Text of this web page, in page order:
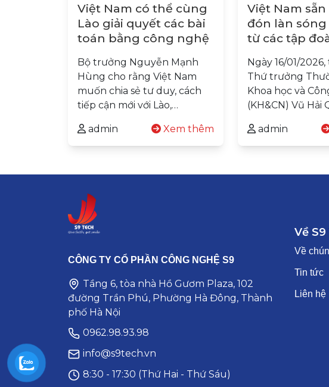
Việt Nam có thể cùng
Lào giải quyết các bài
toán bằng công nghệ
Bộ trưởng Nguyễn Mạnh
Hùng cho rằng Việt Nam
muốn chia sẻ tư duy, cách
tiếp cận mới với Lào,…
admin Xem thêm
Việt Nam sẵn
đón làn sóng
từ các tập
Ngày 16/01/2026,
Thứ trưởng
Khoa học và
(KH&CN) Vũ Hải
admin
CÔNG TY CỔ PHẦN CÔNG NGHỆ S9
Tầng 6, tòa nhà Hồ Gươm Plaza, 102
đường Trần Phú, Phường Hà Đông, Thành
phố Hà Nội
0962.98.93.98
info@s9tech.vn
8:30 - 17:30 (Thứ Hai - Thứ Sáu)
Về
Về
Tin tức
Liên hệ